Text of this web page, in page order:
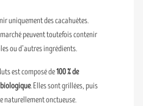
uniquement des cacahuètes.
peuvent toutefois contenir
ou d’autres ingrédients.
est composé de100 % de
. Elles sont grillées, puis
naturellement onctueuse.